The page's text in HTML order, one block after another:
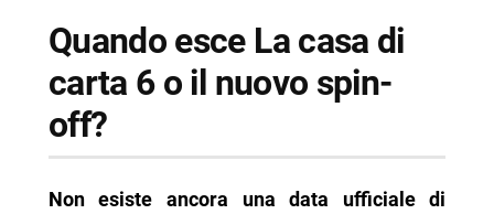
Quando esce La casa di
carta 6 o il nuovo spin-
off?
Non esiste ancora una data ufficiale di